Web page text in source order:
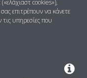
cookies»),
επιτρέπουν να κάνετε
υπηρεσίες που